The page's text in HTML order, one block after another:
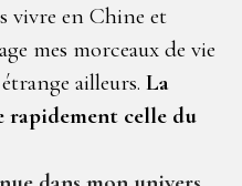
vivre en Chine et
mes morceaux de vie
ailleurs. La
rapidement celle du